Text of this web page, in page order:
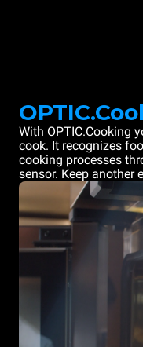
With OPTIC.Cooking
cook. It recognizes
cooking processes
sensor. Keep another